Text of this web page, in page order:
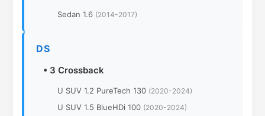
Sedan 1.6 (2014-2017)
DS
• 3 Crossback
U SUV 1.2 PureTech 130 (2020-2024)
U SUV 1.5 BlueHDi 100 (2020-2024)